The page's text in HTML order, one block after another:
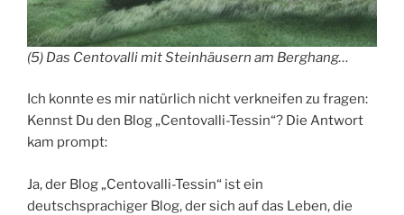
(5) Das Centovalli mit Steinhäusern am Berghang…
Ich konnte es mir natürlich nicht verkneifen zu fragen:
Kennst Du den Blog „Centovalli-Tessin“? Die Antwort
kam prompt:
Ja, der Blog „Centovalli-Tessin“ ist ein
deutschsprachiger Blog, der sich auf das Leben, die